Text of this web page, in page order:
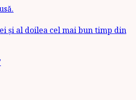
și al doilea cel mai bun timp din